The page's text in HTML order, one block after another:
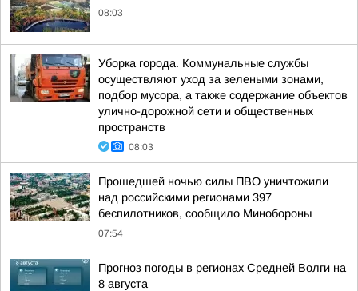
08:03
Уборка города. Коммунальные службы
осуществляют уход за зелеными зонами,
подбор мусора, а также содержание объектов
улично-дорожной сети и общественных
пространств
08:03
Прошедшей ночью силы ПВО уничтожили
над российскими регионами 397
беспилотников, сообщило Минобороны
07:54
Прогноз погоды в регионах Средней Волги на
8 августа